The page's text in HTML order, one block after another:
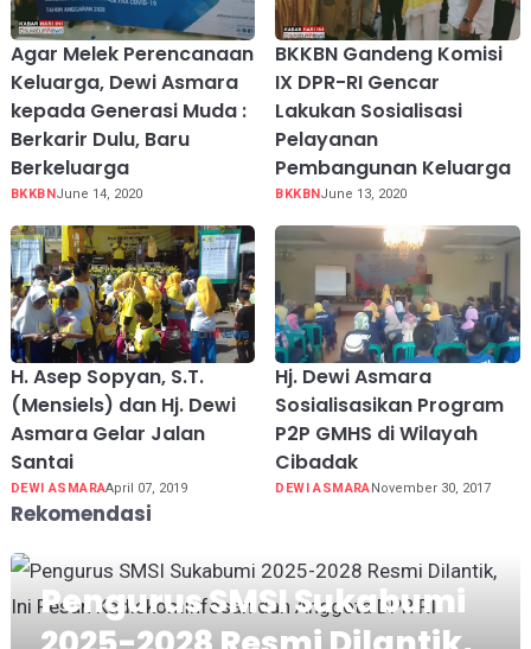
Agar Melek Perencanaan
Keluarga, Dewi Asmara
kepada Generasi Muda :
Berkarir Dulu, Baru
Berkeluarga
BKKBNJune 14, 2020
BKKBN Gandeng Komisi
IX DPR-RI Gencar
Lakukan Sosialisasi
Pelayanan
Pembangunan Keluarga
BKKBNJune 13, 2020
H. Asep Sopyan, S.T.
(Mensiels) dan Hj. Dewi
Asmara Gelar Jalan
Santai
DEWI ASMARAApril 07, 2019
Hj. Dewi Asmara
Sosialisasikan Program
P2P GMHS di Wilayah
Cibadak
DEWI ASMARANovember 30, 2017
Rekomendasi
Pengurus SMSI Sukabumi